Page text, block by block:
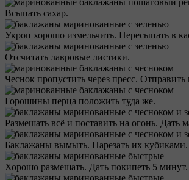
Всыпать сахар.
Укроп хорошо измельчить. Пересыпать в
Отсчитать лавровые листики.
Чеснок пропустить через пресс.
Горошины перца положить туда же.
Размешать всё и поставить на огонь. Дать
Баклажаны вымыть. Нарезать их
Хорошо размешать. Дать покипеть 5 минут.